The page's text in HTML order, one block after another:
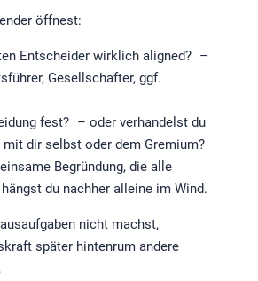
öffnest:
Entscheider wirklich aligned? –
Gesellschafter, ggf.
fest? – oder verhandelst du
dir selbst oder dem Gremium?
Begründung, die alle
du nachher alleine im Wind.
nicht machst,
später hintenrum andere